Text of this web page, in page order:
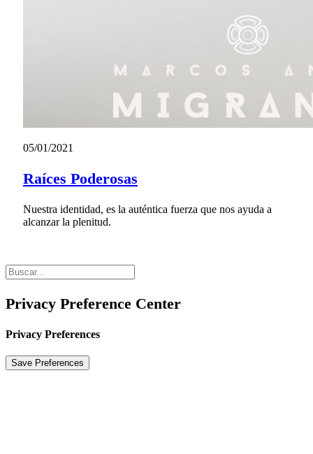
05/01/2021
Raíces Poderosas
Nuestra identidad, es la auténtica fuerza que nos ayuda a
alcanzar la plenitud.
Privacy Preference Center
Privacy Preferences